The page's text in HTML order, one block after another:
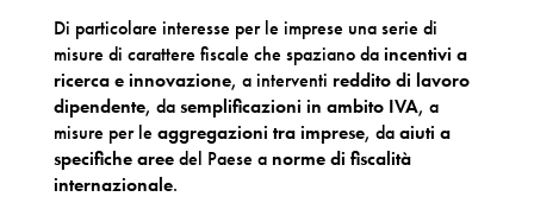
Di particolare interesse per le imprese una serie di
misure di carattere fiscale che spaziano daincentivi a
ricerca e innovazione, a interventi reddito di lavoro
dipendente, dasemplificazioni in ambito IVA, a
misure per le aggregazioni tra imprese, daaiuti a
specifiche areedel Paese a norme di fiscalità
internazionale.